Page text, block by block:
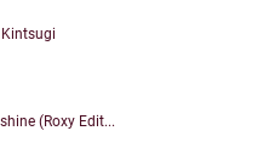
Kintsugi
(Roxy Edit...